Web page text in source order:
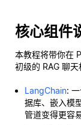
核心组件
本教程将带你在
初级的 RAG 聊天
LangChain:
据库、嵌入模
管道变得更容易